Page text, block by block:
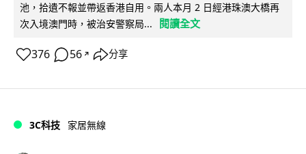
池，拾遺不報並帶返香港自用。兩人本月 2 日經港珠澳大橋再
次入境澳門時，被治安警察局...
閱讀全文
376 56 ↗ 分享
3C科技 家居無線